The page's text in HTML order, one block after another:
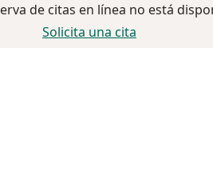
de citas en línea no está
Solicita una cita